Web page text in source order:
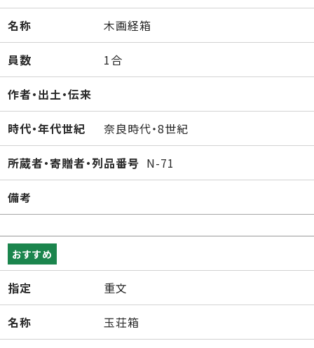
名称 木画経箱
員数 1合
作者・出土・伝来
時代・年代世紀 奈良時代・8世紀
所蔵者・寄贈者・列品番号 N-71
備考
おすすめ
指定 重文
名称 玉荘箱